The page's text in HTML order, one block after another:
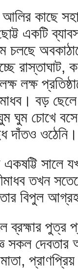
কাছে
একটি
চলছে
রাস্তাঘাট,
লক্ষ
বড়
ঘুম চোখে
দাঁতও ওঠেনি।
সালে
তখন
বিপুল
ব্রহ্মার
সকল দেবতার